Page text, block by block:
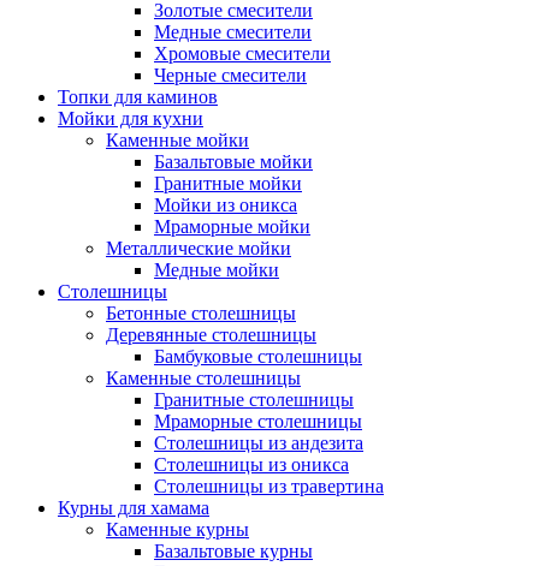
Золотые смесители
Медные смесители
Хромовые смесители
Черные смесители
Топки для каминов
Мойки для кухни
Каменные мойки
Базальтовые мойки
Гранитные мойки
Мойки из оникса
Мраморные мойки
Металлические мойки
Медные мойки
Столешницы
Бетонные столешницы
Деревянные столешницы
Бамбуковые столешницы
Каменные столешницы
Гранитные столешницы
Мраморные столешницы
Столешницы из андезита
Столешницы из оникса
Столешницы из травертина
Курны для хамама
Каменные курны
Базальтовые курны